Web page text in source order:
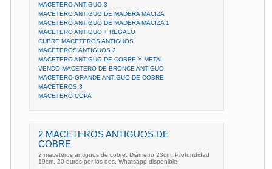
MACETERO ANTIGUO 3
MACETERO ANTIGUO DE MADERA MACIZA
MACETERO ANTIGUO DE MADERA MACIZA 1
MACETERO ANTIGUO + REGALO
CUBRE MACETEROS ANTIGUOS
MACETEROS ANTIGUOS 2
MACETERO ANTIGUO DE COBRE Y METAL
VENDO MACETERO DE BRONCE ANTIGUO
MACETERO GRANDE ANTIGUO DE COBRE
MACETEROS 3
MACETERO COPA
2 MACETEROS ANTIGUOS DE
COBRE
2 maceteros antiguos de cobre. Diámetro 23cm. Profundidad
19cm. 20 euros por los dos. Whatsapp disponible.